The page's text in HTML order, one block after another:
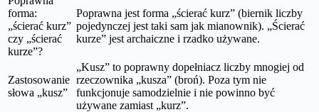
forma:
„ścierać kurz”
czy „ścierać
kurze”?
Poprawna jest forma „ścierać kurz” (biernik liczby
pojedynczej jest taki sam jak mianownik). „Ścierać
kurze” jest archaiczne i rzadko używane.
Zastosowanie
słowa „kusz”
„Kusz” to poprawny dopełniacz liczby mnogiej od
rzeczownika „kusza” (broń). Poza tym nie
funkcjonuje samodzielnie i nie powinno być
używane zamiast „kurz”.